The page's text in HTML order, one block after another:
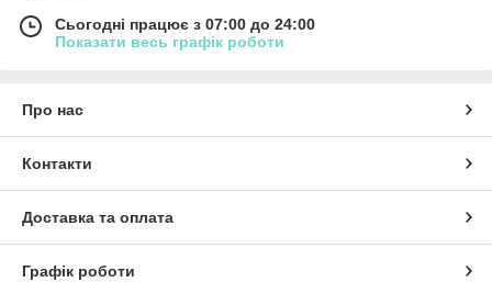
Сьогодні працює з 07:00 до 24:00
Показати весь графік роботи
Про нас
Контакти
Доставка та оплата
Графік роботи